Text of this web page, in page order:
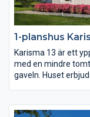
1-planshus
Karisma 13 är ett
med en mindre
gaveln. Huset
barndelen av huset